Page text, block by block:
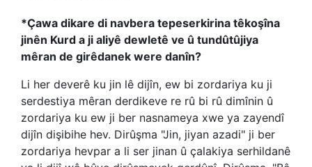
*Çawa dikare di navbera tepeserkirina têkoşîna
jinên Kurd a ji aliyê dewletê ve û tundûtûjiya
mêran de girêdanek were danîn?
Li her deverê ku jin lê dijîn, ew bi zordariya ku ji
serdestiya mêran derdikeve re rû bi rû dimînin û
zordariya ku ew ji ber nasnameya xwe ya zayendî
dijîn dişibihe hev. Dirûşma "Jin, jiyan azadi" ji ber
zordariya hevpar a li ser jinan û çalakiya serhildanê